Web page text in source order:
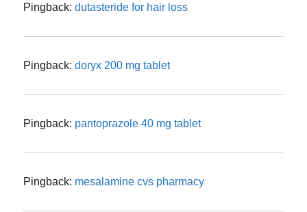
Pingback:dutasteride for hair loss
Pingback:doryx 200 mg tablet
Pingback: pantoprazole 40 mg tablet
Pingback: mesalamine cvs pharmacy